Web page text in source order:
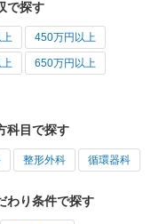
で探す
450万円以上
650万円以上
科目で探す
整形外科 循環器科
わり条件で探す